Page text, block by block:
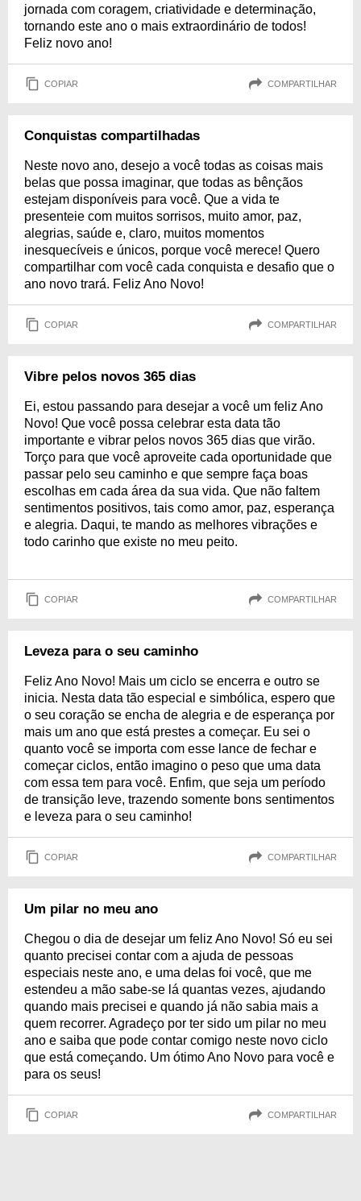
jornada com coragem, criatividade e determinação,
tornando este ano o mais extraordinário de todos!
Feliz novo ano!
COPIAR COMPARTILHAR
Conquistas compartilhadas
Neste novo ano, desejo a você todas as coisas mais
belas que possa imaginar, que todas as bênçãos
estejam disponíveis para você. Que a vida te
presenteie com muitos sorrisos, muito amor, paz,
alegrias, saúde e, claro, muitos momentos
inesquecíveis e únicos, porque você merece! Quero
compartilhar com você cada conquista e desafio que o
ano novo trará. Feliz Ano Novo!
COPIAR COMPARTILHAR
Vibre pelos novos 365 dias
Ei, estou passando para desejar a você um feliz Ano
Novo! Que você possa celebrar esta data tão
importante e vibrar pelos novos 365 dias que virão.
Torço para que você aproveite cada oportunidade que
passar pelo seu caminho e que sempre faça boas
escolhas em cada área da sua vida. Que não faltem
sentimentos positivos, tais como amor, paz, esperança
e alegria. Daqui, te mando as melhores vibrações e
todo carinho que existe no meu peito.
COPIAR COMPARTILHAR
Leveza para o seu caminho
Feliz Ano Novo! Mais um ciclo se encerra e outro se
inicia. Nesta data tão especial e simbólica, espero que
o seu coração se encha de alegria e de esperança por
mais um ano que está prestes a começar. Eu sei o
quanto você se importa com esse lance de fechar e
começar ciclos, então imagino o peso que uma data
com essa tem para você. Enfim, que seja um período
de transição leve, trazendo somente bons sentimentos
e leveza para o seu caminho!
COPIAR COMPARTILHAR
Um pilar no meu ano
Chegou o dia de desejar um feliz Ano Novo! Só eu sei
quanto precisei contar com a ajuda de pessoas
especiais neste ano, e uma delas foi você, que me
estendeu a mão sabe-se lá quantas vezes, ajudando
quando mais precisei e quando já não sabia mais a
quem recorrer. Agradeço por ter sido um pilar no meu
ano e saiba que pode contar comigo neste novo ciclo
que está começando. Um ótimo Ano Novo para você e
para os seus!
COPIAR COMPARTILHAR